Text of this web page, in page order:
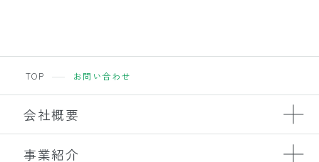
TOP お問い合わせ
会社概要
事業紹介